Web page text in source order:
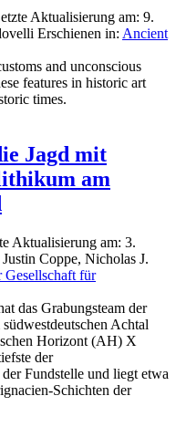
Aktualisierung am: 9.
Erschienen in: Ancient
and unconscious
features in historic art
times.
Jagd mit
am
Aktualisierung am: 3.
Coppe, Nicholas J.
für
das Grabungsteam der
Achtal
Horizont (AH) X
der
Fundstelle und liegt etwa
Schichten der